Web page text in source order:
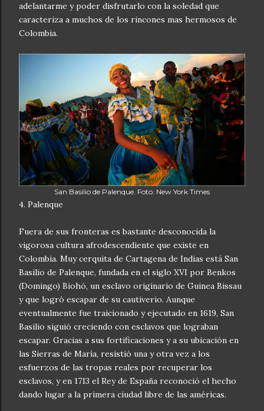
adelantarme y poder disfrutarlo con la soledad que
caracteriza a muchos de los rincones mas hermosos de
Colombia.
San Basilio de Palenque. Foto: New York Times
4. Palenque
Fuera de sus fronteras es bastante desconocida la
vigorosa cultura afrodescendiente que existe en
Colombia. Muy cerquita de Cartagena de Indias está San
Basilio de Palenque, fundada en el siglo XVI por Benkos
(Domingo) Biohó, un esclavo originario de Guinea Bissau
y que logró escapar de su cautiverio. Aunque
eventualmente fue traicionado y ejecutado en 1619, San
Basilio siguió creciendo con esclavos que lograban
escapar. Gracias a sus fortificaciones y a su ubicación en
las Sierras de María, resistió una y otra vez a los
esfuerzos de las tropas reales por recuperar los
esclavos, y en 1713 el Rey de España reconoció el hecho
dando lugar a la primera ciudad libre de las américas.